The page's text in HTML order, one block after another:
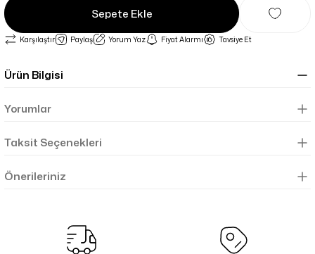
Sepete Ekle
Karşılaştır Paylaş Yorum Yaz Fiyat Alarmı Tavsiye Et
Ürün Bilgisi
Yorumlar
Taksit Seçenekleri
Önerileriniz